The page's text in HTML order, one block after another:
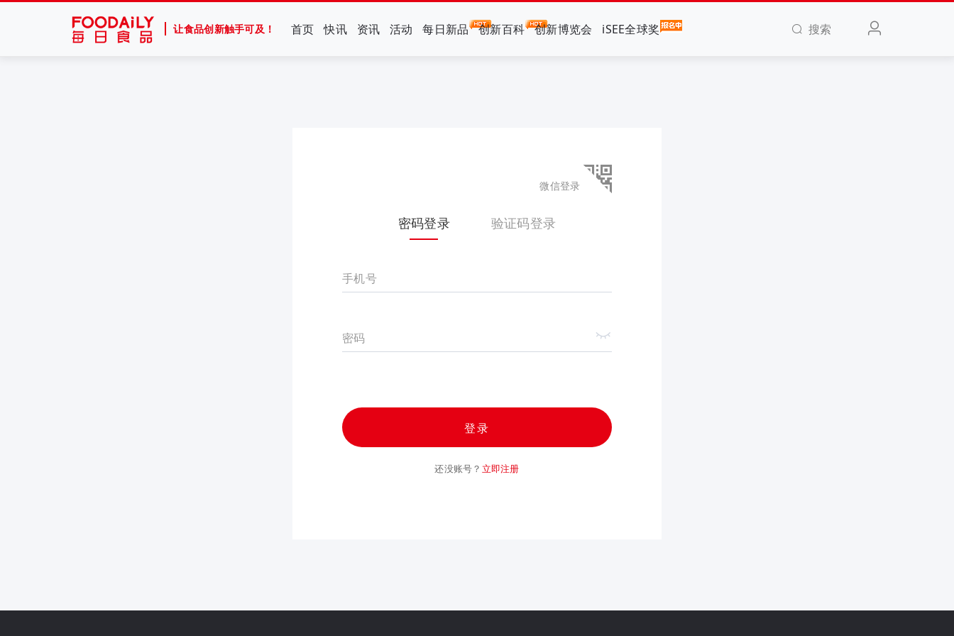
让食品创新触手可及！ 首页 快讯 资讯 活动 每日新品 创新百科 创新博览会 iSEE全球奖 搜索
微信登录
密码登录 验证码登录
手机号
密码
登录
还没账号？ 立即注册